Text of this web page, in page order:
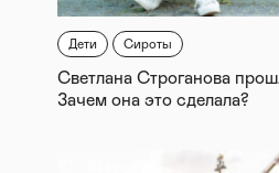
Дети Сироты
Светлана Строганова
Зачем она это сделала?